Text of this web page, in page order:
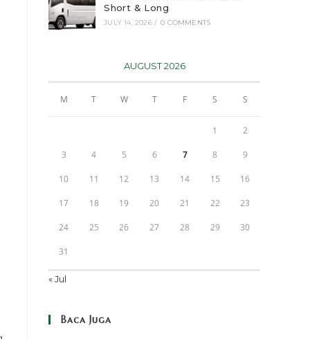
Short & Long
JULY 14, 2026 / 0 COMMENTS
AUGUST 2026
M T W T F S S
1 2
3 4 5 6 7 8 9
10 11 12 13 14 15 16
17 18 19 20 21 22 23
24 25 26 27 28 29 30
31
« Jul
Baca Juga